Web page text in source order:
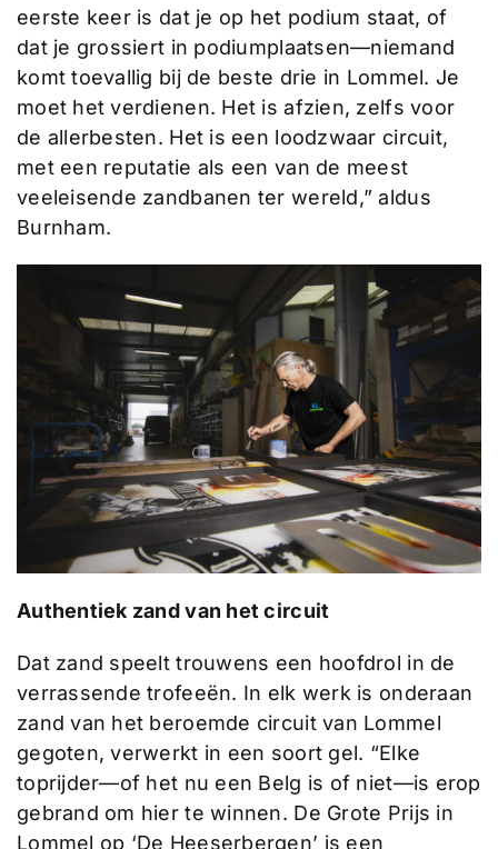
eerste keer is dat je op het podium staat, of
dat je grossiert in podiumplaatsen—niemand
komt toevallig bij de beste drie in Lommel. Je
moet het verdienen. Het is afzien, zelfs voor
de allerbesten. Het is een loodzwaar circuit,
met een reputatie als een van de meest
veeleisende zandbanen ter wereld,” aldus
Burnham.
Authentiek zand van het circuit
Dat zand speelt trouwens een hoofdrol in de
verrassende trofeeën. In elk werk is onderaan
zand van het beroemde circuit van Lommel
gegoten, verwerkt in een soort gel. “Elke
toprijder—of het nu een Belg is of niet—is erop
gebrand om hier te winnen. De Grote Prijs in
Lommel op ‘De Heeserbergen’ is een